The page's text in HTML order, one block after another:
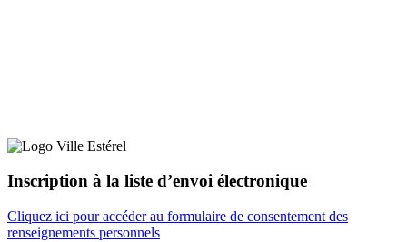
Inscription à la liste d’envoi électronique
Cliquez ici pour accéder au formulaire de consentement des
renseignements personnels